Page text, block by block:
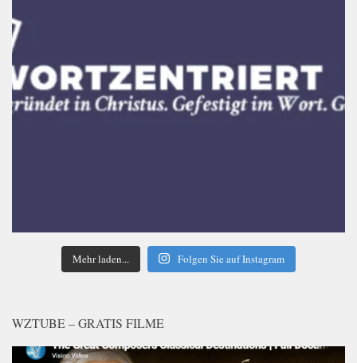
Mehr laden... Folgen Sie auf Instagram
WZTUBE – GRATIS FILME